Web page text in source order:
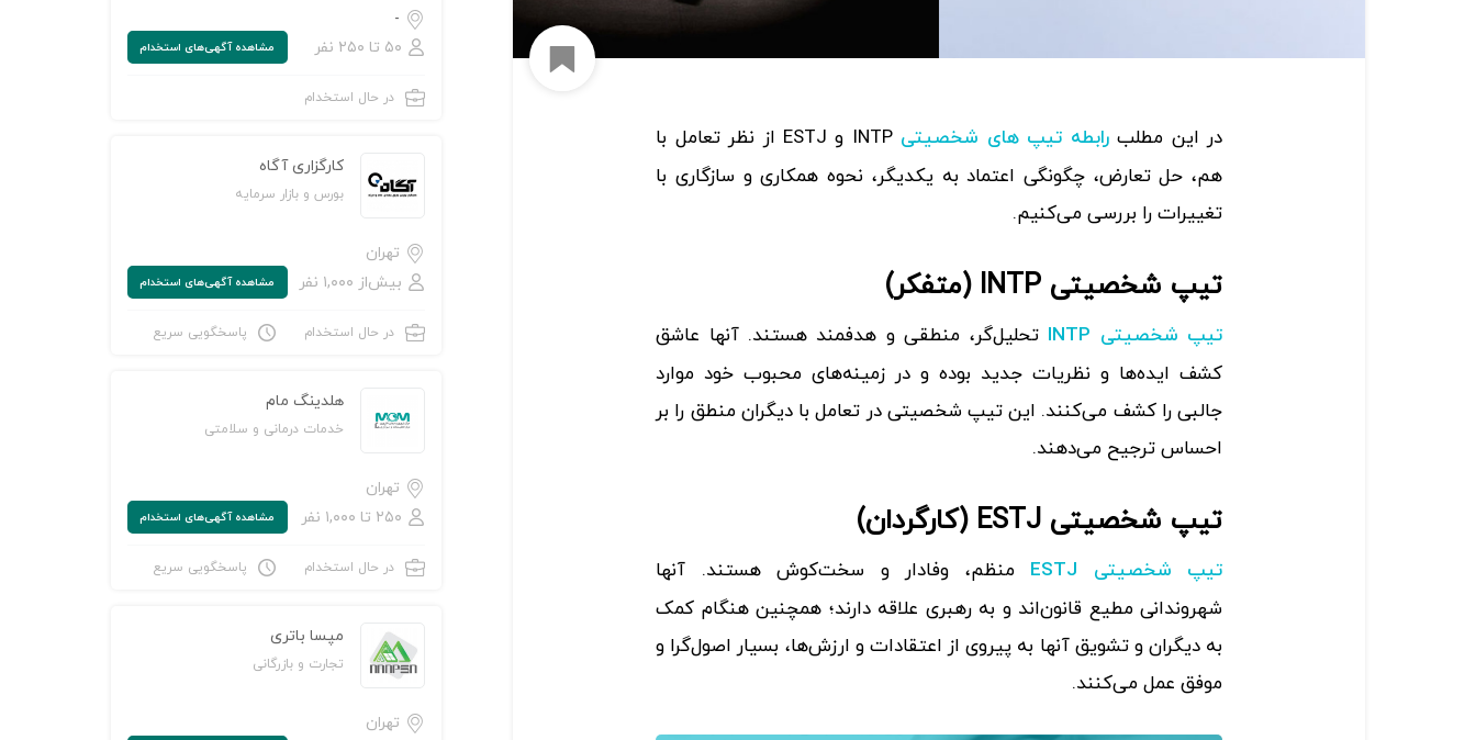
افزودن به لیست علاقه‌مندی‌ها
در این مطلبرابطه تیپ های شخصیتی
INTP و ESTJ از نظر تعامل با
هم، حل تعارض، چگونگی اعتماد به یکدیگر، نحوه همکاری و سازگاری با
تغییرات را بررسی می‌کنیم.
تیپ شخصیتی INTP (متفکر)
تیپ شخصیتی INTP
تحلیل‌گر، منطقی و هدفمند هستند. آنها عاشق
کشف ایده‌ها و نظریات جدید بوده و در زمینه‌های محبوب خود موارد
جالبی را کشف می‌کنند. این تیپ شخصیتی در تعامل با دیگران منطق را بر
احساس ترجیح می‌دهند.
تیپ شخصیتی ESTJ (کارگردان)
تیپ شخصیتی ESTJ
منظم، وفادار و سخت‌کوش هستند. آنها
شهروندانی مطیع قانون‌اند و به رهبری علاقه دارند؛ همچنین هنگام کمک
به دیگران و تشویق آنها به پیروی از اعتقادات و ارزش‌ها، بسیار اصول‌گرا و
موفق عمل می‌کنند.
-
۵۰ تا ۲۵۰ نفر
مشاهده‌ آگهی‌های استخدام
در حال استخدام
کارگزاری آگاه
بورس و بازار سرمایه
تهران
بیش‌از ۱,۰۰۰ نفر
مشاهده‌ آگهی‌های استخدام
در حال استخدام پاسخگویی سریع
هلدینگ مام
خدمات درمانی و سلامتی
تهران
۲۵۰ تا ۱,۰۰۰ نفر
مشاهده‌ آگهی‌های استخدام
در حال استخدام پاسخگویی سریع
مپسا باتری
تجارت و بازرگانی
تهران